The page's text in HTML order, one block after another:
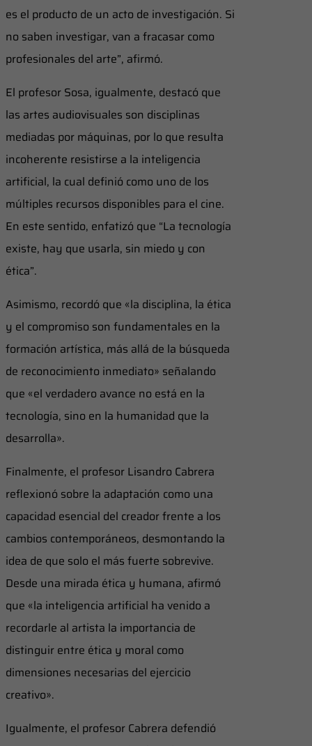
es el producto de un acto de investigación. Si
no saben investigar, van a fracasar como
profesionales del arte”, afirmó.
El profesor Sosa, igualmente, destacó que
las artes audiovisuales son disciplinas
mediadas por máquinas, por lo que resulta
incoherente resistirse a la inteligencia
artificial, la cual definió como uno de los
múltiples recursos disponibles para el cine.
En este sentido, enfatizó que “La tecnología
existe, hay que usarla, sin miedo y con
ética”.
Asimismo, recordó que «la disciplina, la ética
y el compromiso son fundamentales en la
formación artística, más allá de la búsqueda
de reconocimiento inmediato» señalando
que «el verdadero avance no está en la
tecnología, sino en la humanidad que la
desarrolla».
Finalmente, el profesor Lisandro Cabrera
reflexionó sobre la adaptación como una
capacidad esencial del creador frente a los
cambios contemporáneos, desmontando la
idea de que solo el más fuerte sobrevive.
Desde una mirada ética y humana, afirmó
que «la inteligencia artificial ha venido a
recordarle al artista la importancia de
distinguir entre ética y moral como
dimensiones necesarias del ejercicio
creativo».
Igualmente, el profesor Cabrera defendió